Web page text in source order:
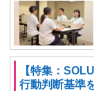
【特集：
行動判断基準